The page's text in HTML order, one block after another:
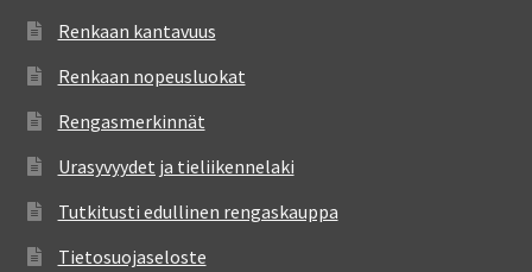
Renkaan kantavuus
Renkaan nopeusluokat
Rengasmerkinnät
Urasyvyydet ja tieliikennelaki
Tutkitusti edullinen rengaskauppa
Tietosuojaseloste